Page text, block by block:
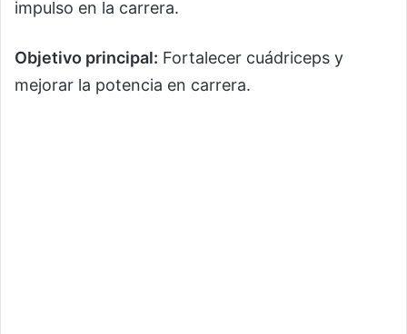
impulso en la carrera.
Objetivo principal: Fortalecer cuádriceps y
mejorar la potencia en carrera.